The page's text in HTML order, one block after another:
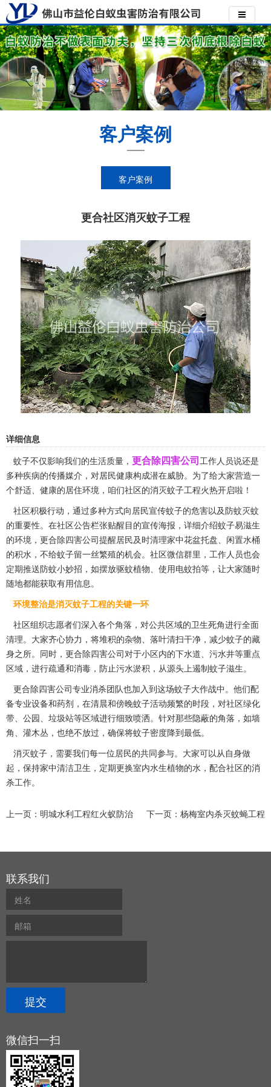
客户案例
客户案例
更合社区消灭蚊子工程
详细信息
蚊子不仅影响我们的生活质量， 更合除四害公司工作人员说还是
多种疾病的传播媒介，对居民健康构成潜在威胁。为了给大家营造一
个舒适、健康的居住环境，咱们社区的消灭蚊子工程火热开启啦！
社区积极行动，通过多种方式向居民宣传蚊子的危害以及防蚊灭蚊
的重要性。在社区公告栏张贴醒目的宣传海报 ，详细介绍蚊子易滋生
的环境，更合除四害公司提醒居民及时清理家中花盆托盘、闲置水桶
的积水，不给蚊子留一丝繁殖的机会。社区微信群里，工作人员也会
定期推送防蚊小妙招，如摆放驱蚊植物、使用电蚊拍等，让大家随时
随地都能获取有用信息。
环境整治是消灭蚊子工程的关键一环
社区组织志愿者们深入各个角落，对公共区域的卫生死角进行全面
清理。大家齐心协力，将堆积的杂物、落叶清扫干净，减少蚊子的藏
身之所。同时，更合除四害公司对于小区内的下水道、污水井等重点
区域，进行疏通和消毒，防止污水淤积，从源头上遏制蚊子滋生。
更合除四害公司专业消杀团队也加入到这场蚊子大作战中。他们配
备专业设备和药剂，在清晨和傍晚蚊子活动频繁的时段，对社区绿化
带、公园、垃圾站等区域进行细致喷洒。针对那些隐蔽的角落，如墙
角、灌木丛，也绝不放过，确保将蚊子密度降到最低。
消灭蚊子，需要我们每一位居民的共同参与。大家可以从自身做
起，保持家中清洁卫生，定期更换室内水生植物的水，配合社区的消
杀工作。
上一页： 明城水利工程红火蚁防治 下一页： 杨梅室内杀灭蚊蝇工程
联系我们
微信扫一扫